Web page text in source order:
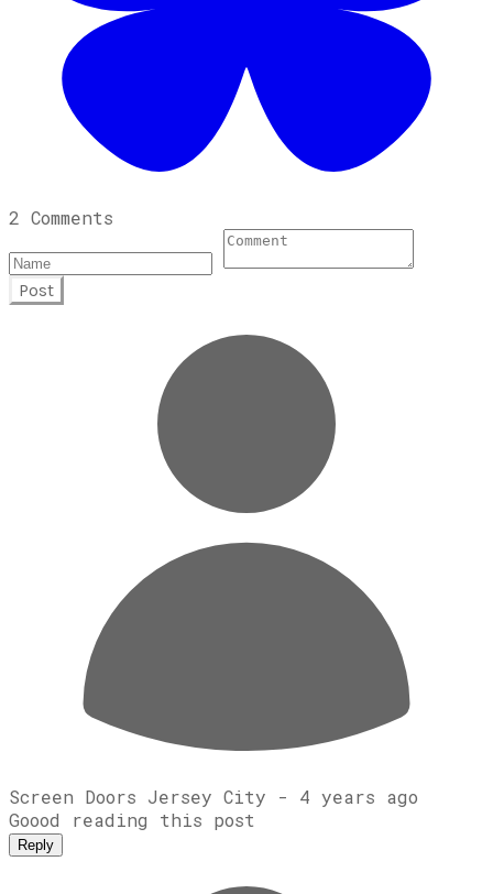
2 Comments
Post
Screen Doors Jersey City - 4 years ago
Goood reading this post
Reply